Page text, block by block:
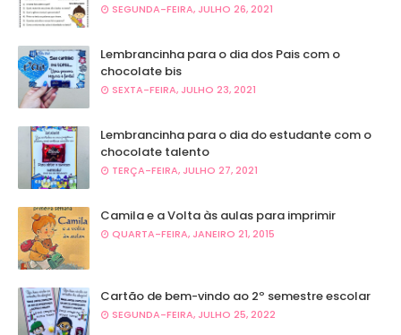
SEGUNDA-FEIRA, JULHO 26, 2021
Lembrancinha para o dia dos Pais com o
chocolate bis
SEXTA-FEIRA, JULHO 23, 2021
Lembrancinha para o dia do estudante com o
chocolate talento
TERÇA-FEIRA, JULHO 27, 2021
Camila e a Volta às aulas para imprimir
QUARTA-FEIRA, JANEIRO 21, 2015
Cartão de bem-vindo ao 2º semestre escolar
SEGUNDA-FEIRA, JULHO 25, 2022